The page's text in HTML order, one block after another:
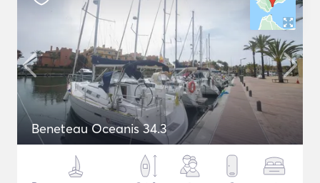
Beneteau Oceanis 34.3